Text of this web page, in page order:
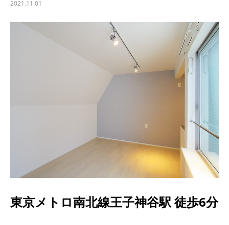
2021.11.01
東京メトロ南北線王子神谷駅 徒歩6分